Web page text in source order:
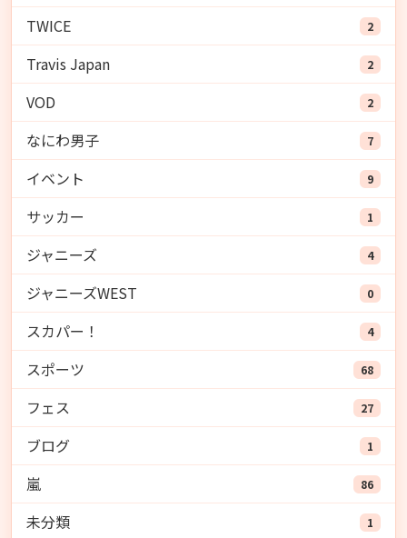
TWICE 2
Travis Japan 2
VOD 2
なにわ男子 7
イベント 9
サッカー 1
ジャニーズ 4
ジャニーズWEST 0
スカパー！ 4
スポーツ 68
フェス 27
ブログ 1
嵐 86
未分類 1